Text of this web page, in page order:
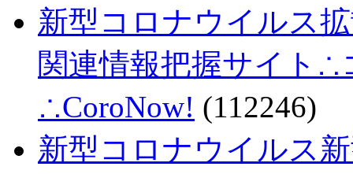
新型コロナウイルス
関連情報把握サイト
∴CoroNow! (112246)
新型コロナウイルス